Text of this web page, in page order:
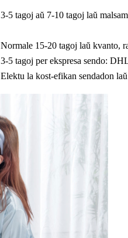
3-5 tagoj aŭ 7-10 tagoj laŭ
Normale 15-20 tagoj laŭ kvanto,
3-5 tagoj per ekspresa sendo:
Elektu la kost-efikan sendadon